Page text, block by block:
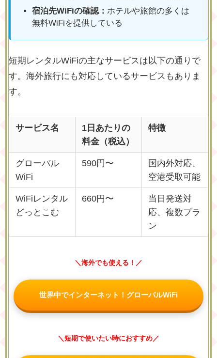
宿泊先WiFiの確認：ホテルや旅館の多くは
無料WiFiを提供している
短期レンタルWiFiの主なサービスは以下の通りで
す。海外旅行にも対応しているサービスもありま
す。
サービス名
1日あたりの
料金（税込）
特徴
グローバル
WiFi
590円〜
国内外対応、
空港受取可能
WiFiレンタル
どっとこむ
660円〜
当日発送対
応、複数プラ
ン
＼海外でも使える！／
世界中でインターネット！グローバルWiFi
＼短期で使いたい時におすすめ／